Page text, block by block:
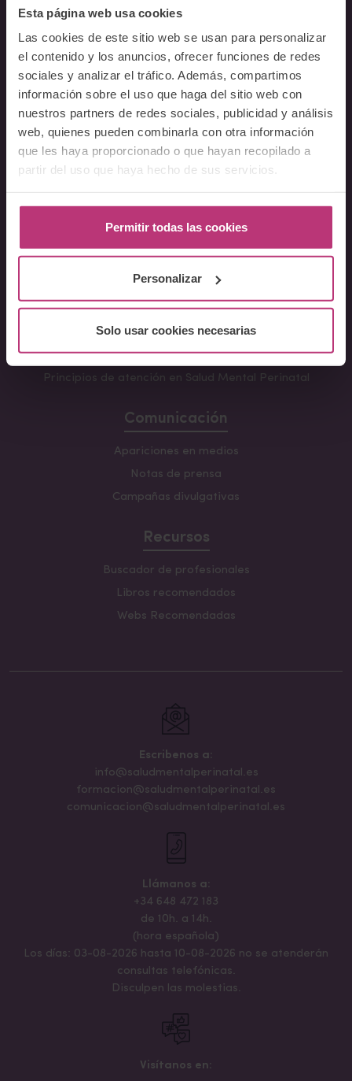
Esta página web usa cookies
Las cookies de este sitio web se usan para personalizar
el contenido y los anuncios, ofrecer funciones de redes
sociales y analizar el tráfico. Además, compartimos
información sobre el uso que haga del sitio web con
nuestros partners de redes sociales, publicidad y análisis
web, quienes pueden combinarla con otra información
que les haya proporcionado o que hayan recopilado a
partir del uso que haya hecho de sus servicios.
Permitir todas las cookies
Personalizar
Solo usar cookies necesarias
Docentes
Preguntas frecuentes
Cursos
Conferencia Neurociencia de la Lactancia y aplicaciones
Fundamentos en Salud Mental Perinatal
Herramientas de Psicoterapia Perinatal
Psiquiatría perinatal
Lactancia y Salud Mental
parto
Monográficos – Cursos Cortos
Principios de atención en Salud Mental Perinatal
Comunicación
Apariciones en medios
Notas de prensa
Campañas divulgativas
Recursos
Buscador de profesionales
Libros recomendados
Webs Recomendadas
Escribenos a:
info@saludmentalperinatal.es
formacion@saludmentalperinatal.es
comunicacion@saludmentalperinatal.es
Llámanos a:
+34 648 472 183
de 10h. a 14h.
(hora española)
Los días: 03-08-2026 hasta 10-08-2026 no se atenderán
consultas telefónicas.
Disculpen las molestias.
Visítanos en: